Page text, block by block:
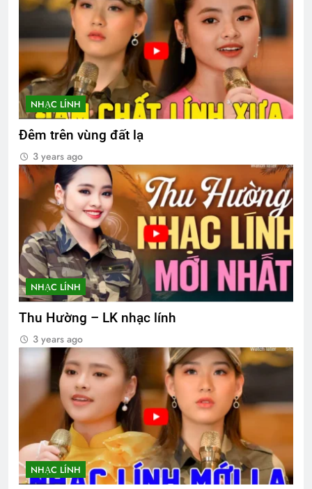
NHẠC LÍNH
Đêm trên vùng đất lạ
3 years ago
NHẠC LÍNH
Thu Hường – LK nhạc lính
3 years ago
NHẠC LÍNH